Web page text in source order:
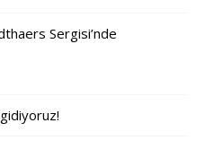
Sergisi’nde